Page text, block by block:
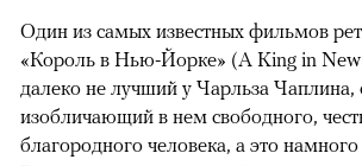
Один из самых известных фильмов
«Король в Нью-Йорке» (A King in
далеко не лучший у Чарльза Чаплина,
изобличающий в нем свободного,
благородного человека, а это